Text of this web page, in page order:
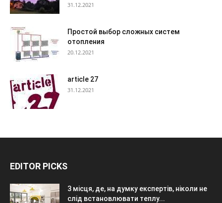
31.12.2021
Простой выбор сложных систем
отопления
20.12.2021
article 27
31.12.2021
EDITOR PICKS
3 місця, де, на думку експертів, ніколи не
слід встановлювати теплу...